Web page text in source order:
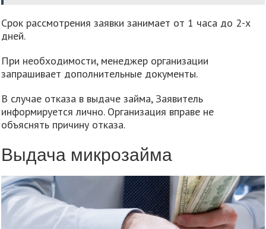
Срок рассмотрения заявки занимает от 1 часа до 2-х
дней.
При необходимости, менеджер организации
запрашивает дополнительные документы.
В случае отказа в выдаче займа, Заявитель
информируется лично. Организация вправе не
объяснять причину отказа.
Выдача микрозайма